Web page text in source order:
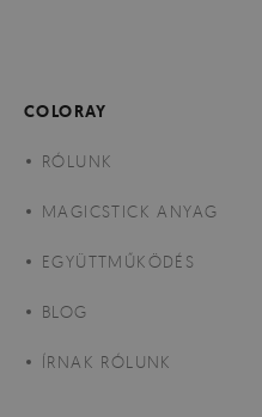
COLORAY
RÓLUNK
MAGICSTICK ANYAG
EGYÜTTMŰKÖDÉS
BLOG
ÍRNAK RÓLUNK